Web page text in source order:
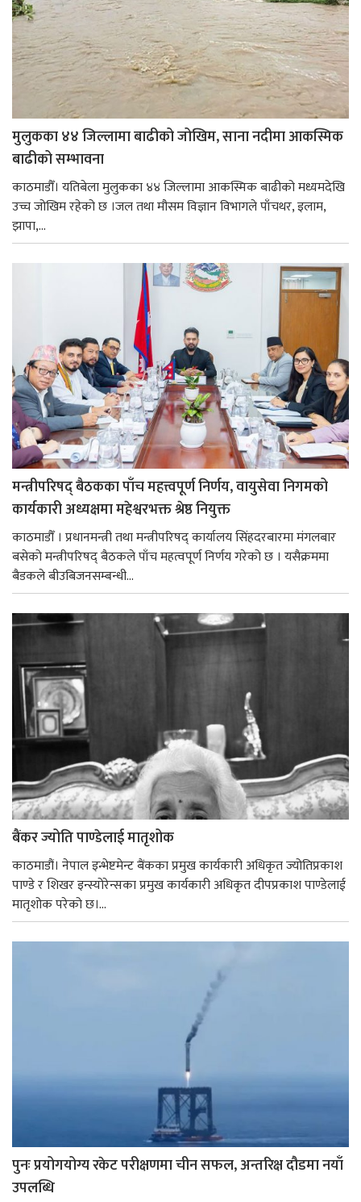
मुलुकका ४४ जिल्लामा बाढीको जोखिम, साना नदीमा आकस्मिक
बाढीको सम्भावना
काठमाडौँ। यतिबेला मुलुकका ४४ जिल्लामा आकस्मिक बाढीको मध्यमदेखि
उच्च जोखिम रहेको छ ।जल तथा मौसम विज्ञान विभागले पाँचथर, इलाम,
झापा,...
मन्त्रीपरिषद् बैठकका पाँच महत्त्वपूर्ण निर्णय, वायुसेवा निगमको
कार्यकारी अध्यक्षमा महेश्वरभक्त श्रेष्ठ नियुक्त
काठमाडौँ । प्रधानमन्त्री तथा मन्त्रीपरिषद् कार्यालय सिंहदरबारमा मंगलबार
बसेको मन्त्रीपरिषद् बैठकले पाँच महत्वपूर्ण निर्णय गरेको छ । यसैक्रममा
बैडकले बीउबिजनसम्बन्धी...
बैंकर ज्योति पाण्डेलाई मातृशोक
काठमाडौं। नेपाल इन्भेष्टमेन्ट बैंकका प्रमुख कार्यकारी अधिकृत ज्योतिप्रकाश
पाण्डे र शिखर इन्स्योरेन्सका प्रमुख कार्यकारी अधिकृत दीपप्रकाश पाण्डेलाई
मातृशोक परेको छ।...
पुनः प्रयोगयोग्य रकेट परीक्षणमा चीन सफल, अन्तरिक्ष दौडमा नयाँ
उपलब्धि